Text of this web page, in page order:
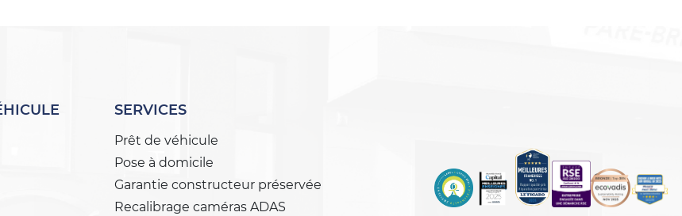
SERVICES
Prêt de véhicule
Pose à domicile
Garantie constructeur préservée
Recalibrage caméras ADAS